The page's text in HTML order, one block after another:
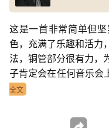
这是一首非常简单但
色，充满了乐趣和活力
法，铜管部分很有力，
子肯定会在任何音乐会
全文